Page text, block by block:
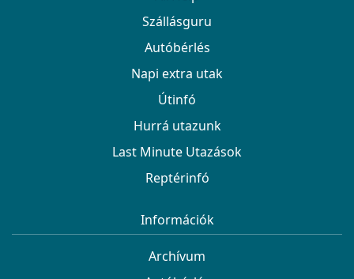
Szállásguru
Autóbérlés
Napi extra utak
Útinfó
Hurrá utazunk
Last Minute Utazások
Reptérinfó
Információk
Archívum